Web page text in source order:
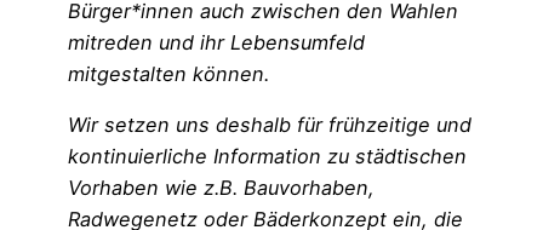
Bürger*innen auch zwischen den Wahlen
mitreden und ihr Lebensumfeld
mitgestalten können.
Wir setzen uns deshalb für frühzeitige und
kontinuierliche Information zu städtischen
Vorhaben wie z.B. Bauvorhaben,
Radwegenetz oder Bäderkonzept ein, die